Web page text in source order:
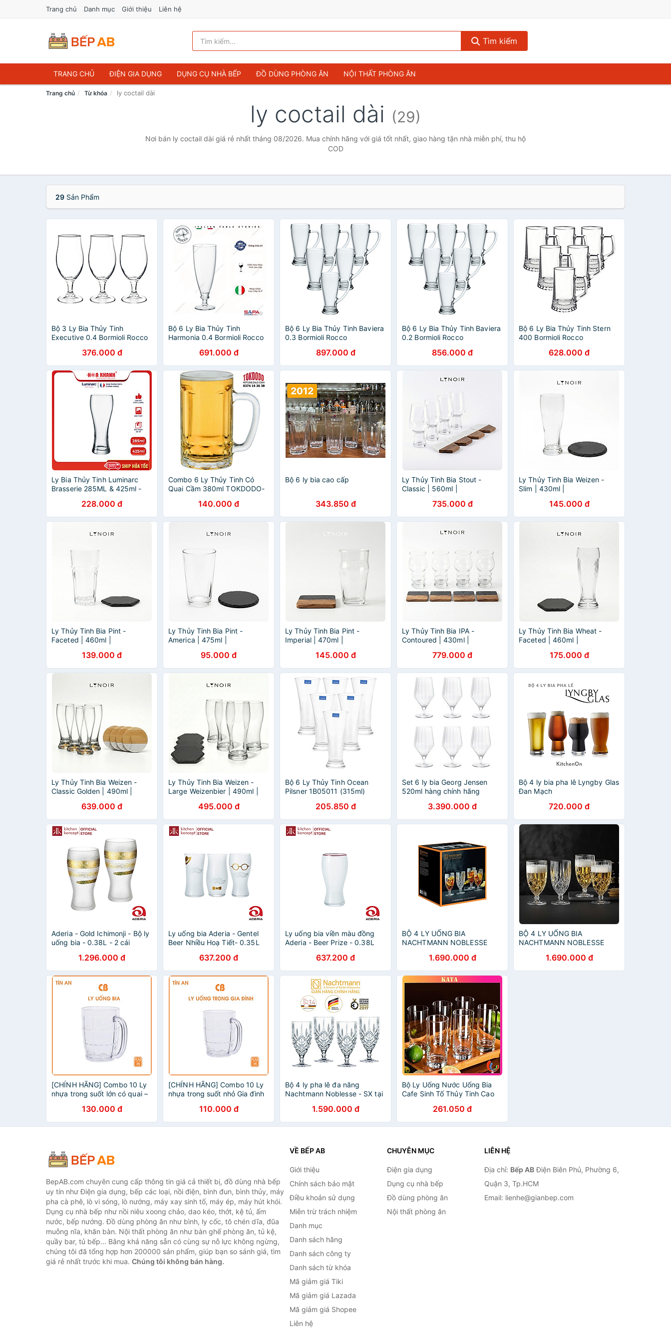
Trang chủ Danh mục Giới thiệu Liên hệ
Tìm kiếm
TRANG CHỦ ĐIỆN GIA DỤNG DỤNG CỤ NHÀ BẾP ĐỒ DÙNG PHÒNG ĂN NỘI THẤT PHÒNG ĂN
Trang chủ Từ khóa ly coctail dài
ly coctail dài (29)
Nơi bán ly coctail dài giá rẻ nhất tháng 08/2026. Mua chính hãng với giá tốt nhất, giao hàng tận nhà miễn phí, thu hộ
COD
29 Sản Phẩm
Bộ 3 Ly Bia Thủy Tinh
Executive 0.4 Bormioli Rocco
376.000 đ
Bộ 6 Ly Bia Thủy Tinh
Harmonia 0.4 Bormioli Rocco
691.000 đ
Bộ 6 Ly Bia Thủy Tinh Baviera
0.3 Bormioli Rocco
897.000 đ
Bộ 6 Ly Bia Thủy Tinh Baviera
0.2 Bormioli Rocco
856.000 đ
Bộ 6 Ly Bia Thủy Tinh Stern
400 Bormioli Rocco
628.000 đ
Ly Bia Thủy Tinh Luminarc
Brasserie 285ML & 425ml -
228.000 đ
Combo 6 Ly Thủy Tinh Có
Quai Cầm 380ml TOKDODO-
140.000 đ
Bộ 6 ly bia cao cấp
343.850 đ
Ly Thủy Tinh Bia Stout -
Classic | 560ml |
735.000 đ
Ly Thủy Tinh Bia Weizen -
Slim | 430ml |
145.000 đ
Ly Thủy Tinh Bia Pint -
Faceted | 460ml |
139.000 đ
Ly Thủy Tinh Bia Pint -
America | 475ml |
95.000 đ
Ly Thủy Tinh Bia Pint -
Imperial | 470ml |
145.000 đ
Ly Thủy Tinh Bia IPA -
Contoured | 430ml |
779.000 đ
Ly Thủy Tinh Bia Wheat -
Faceted | 460ml |
175.000 đ
Ly Thủy Tinh Bia Weizen -
Classic Golden | 490ml |
639.000 đ
Ly Thủy Tinh Bia Weizen -
Large Weizenbier | 490ml |
495.000 đ
Bộ 6 Ly Thủy Tinh Ocean
Pilsner 1B05011 (315ml)
205.850 đ
Set 6 ly bia Georg Jensen
520ml hàng chính hãng
3.390.000 đ
Bộ 4 ly bia pha lê Lyngby Glas
Đan Mạch
720.000 đ
Aderia - Gold Ichimonji - Bộ ly
uống bia - 0.38L - 2 cái
1.296.000 đ
Ly uống bia Aderia - Gentel
Beer Nhiều Hoạ Tiết- 0.35L
637.200 đ
Ly uống bia viền màu đồng
Aderia - Beer Prize - 0.38L
637.200 đ
BỘ 4 LY UỐNG BIA
NACHTMANN NOBLESSE
Hàng chính hãng
1.690.000 đ
BỘ 4 LY UỐNG BIA
NACHTMANN NOBLESSE
hàng chính hãng
1.690.000 đ
[CHÍNH HÃNG] Combo 10 Ly
nhựa trong suốt lớn có quai –
130.000 đ
[CHÍNH HÃNG] Combo 10 Ly
nhựa trong suốt nhỏ Gia đình
110.000 đ
Bộ 4 ly pha lê đa năng
Nachtmann Noblesse - SX tại
(kèm ảnh thật)1.590.000 đ
Bộ Ly Uống Nước Uống Bia
Cafe Sinh Tố Thủy Tinh Cao
Drink B07812 Dung Tích
340ml
261.050 đ
BepAB.com chuyên cung cấp thông tin giá cả thiết bị, đồ dùng nhà bếp
uy tín như Điện gia dụng, bếp các loại, nồi điện, bình đun, bình thủy, máy
pha cà phê, lò vi sóng, lò nướng, máy xay sinh tố, máy ép, máy hút khói.
Dụng cụ nhà bếp như nồi niêu xoong chảo, dao kéo, thớt, kệ tủ, ấm
nước, bếp nướng. Đồ dùng phòng ăn như bình, ly cốc, tô chén dĩa, đũa
muỗng nĩa, khăn bàn. Nội thất phòng ăn như bàn ghế phòng ăn, tủ kệ,
quầy bar, tủ bếp... Bằng khả năng sẵn có cùng sự nỗ lực không ngừng,
chúng tôi đã tổng hợp hơn 200000 sản phẩm, giúp bạn so sánh giá, tìm
giá rẻ nhất trước khi mua. Chúng tôi không bán hàng.
VỀ BẾP AB
Giới thiệu
Chính sách bảo mật
Điều khoản sử dụng
Miễn trừ trách nhiệm
Danh mục
Danh sách hãng
Danh sách công ty
Danh sách từ khóa
Mã giảm giá Tiki
Mã giảm giá Lazada
Mã giảm giá Shopee
Liên hệ
CHUYÊN MỤC
Điện gia dụng
Dụng cụ nhà bếp
Đồ dùng phòng ăn
Nội thất phòng ăn
LIÊN HỆ
Địa chỉ: Bếp ABĐiện Biên Phủ, Phường 6,
Quận 3, Tp.HCM
Email: lienhe@gianbep.com